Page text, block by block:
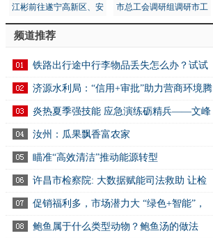
江彬前往遂宁高新区、安
居区调研第五次全国经济
普查工作
市总工会调研组调研市工
人文化宫项目建设安全工
频道推荐
铁路出行途中行李物品丢失怎么办？试试
用12306App找回
济源水利局：“信用+审批”助力营商环境腾
炎热夏季强技能 应急演练砺精兵——文峰
区万达商业服务中心开展消防应急演练活动
汝州：瓜果飘香富农家
瞄准“高效清洁”推动能源转型
许昌市检察院: 大数据赋能司法救助 让检
察关爱可感可触可及
促销福利多，市场潜力大 “绿色+智能”，
家电消费新选择
鲍鱼属于什么类型动物？鲍鱼汤的做法